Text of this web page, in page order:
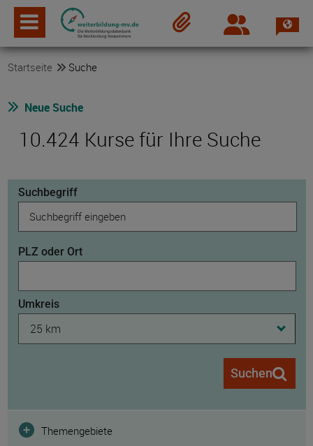
Login
Startseite Suche
Neue Suche
10.424 Kurse für Ihre Suche
Suchbegriff
PLZ oder Ort
Umkreis
25 km
Suchen
Filter
Themengebiete